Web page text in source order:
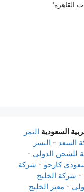
القاهرة"
السعودية النمر
السعد - النسر
للشحن الدولي -
كارجو - شركة
- شركة الخليج
- معبر الخليج